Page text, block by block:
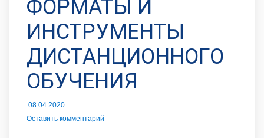
ФОРМАТЫ И
ИНСТРУМЕНТЫ
ДИСТАНЦИОННОГО
ОБУЧЕНИЯ
08.04.2020
Оставить комментарий